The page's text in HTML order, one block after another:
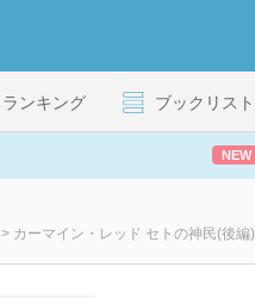
ランキング ブックリスト
NEW
> カーマイン・レッド セトの神民(後編)